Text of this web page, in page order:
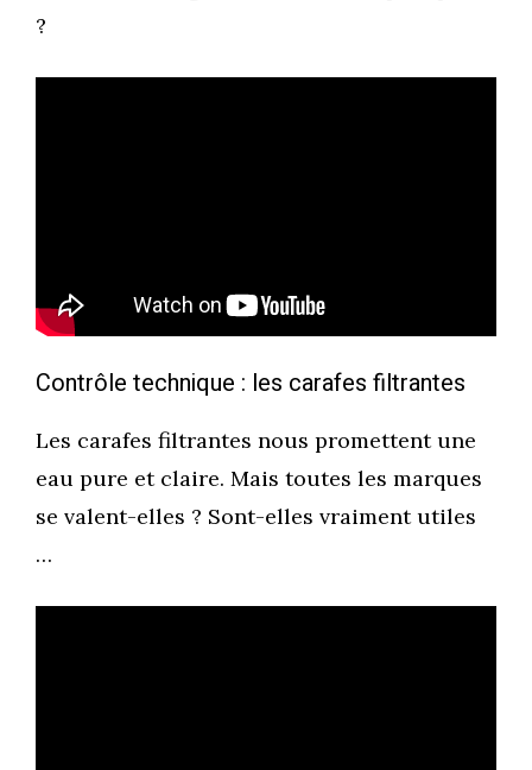
?
Contrôle technique : les carafes filtrantes
Les carafes filtrantes nous promettent une
eau pure et claire. Mais toutes les marques
se valent-elles ? Sont-elles vraiment utiles
…